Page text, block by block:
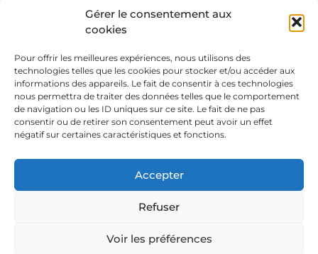
Gérer le consentement aux
cookies
Pour offrir les meilleures expériences, nous utilisons des
technologies telles que les cookies pour stocker et/ou accéder aux
informations des appareils. Le fait de consentir à ces technologies
nous permettra de traiter des données telles que le comportement
de navigation ou les ID uniques sur ce site. Le fait de ne pas
consentir ou de retirer son consentement peut avoir un effet
négatif sur certaines caractéristiques et fonctions.
Accepter
Refuser
Voir les préférences
Espace Presse
Contact
Nous suivre
> Mentions légales
> Politique de confidentialité
l'expérience utilisateur.